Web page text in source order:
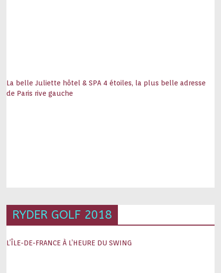
La belle Juliette hôtel & SPA 4 étoiles, la plus belle adresse
de Paris rive gauche
RYDER GOLF 2018
L’ÎLE-DE-FRANCE À L’HEURE DU SWING